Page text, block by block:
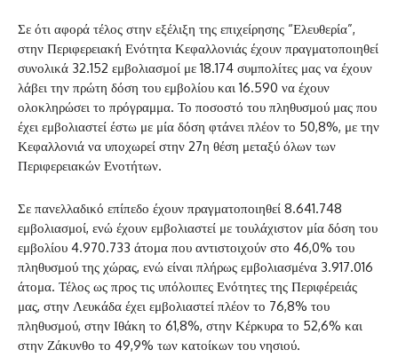
Σε ότι αφορά τέλος στην εξέλιξη της επιχείρησης “Ελευθερία”,
στην Περιφερειακή Ενότητα Κεφαλλονιάς έχουν πραγματοποιηθεί
συνολικά 32.152 εμβολιασμοί με 18.174 συμπολίτες μας να έχουν
λάβει την πρώτη δόση του εμβολίου και 16.590 να έχουν
ολοκληρώσει το πρόγραμμα. Το ποσοστό του πληθυσμού μας που
έχει εμβολιαστεί έστω με μία δόση φτάνει πλέον το 50,8%, με την
Κεφαλλονιά να υποχωρεί στην 27η θέση μεταξύ όλων των
Περιφερειακών Ενοτήτων.
Σε πανελλαδικό επίπεδο έχουν πραγματοποιηθεί 8.641.748
εμβολιασμοί, ενώ έχουν εμβολιαστεί με τουλάχιστον μία δόση του
εμβολίου 4.970.733 άτομα που αντιστοιχούν στο 46,0% του
πληθυσμού της χώρας, ενώ είναι πλήρως εμβολιασμένα 3.917.016
άτομα. Τέλος ως προς τις υπόλοιπες Ενότητες της Περιφέρειάς
μας, στην Λευκάδα έχει εμβολιαστεί πλέον το 76,8% του
πληθυσμού, στην Ιθάκη το 61,8%, στην Κέρκυρα το 52,6% και
στην Ζάκυνθο το 49,9% των κατοίκων του νησιού.